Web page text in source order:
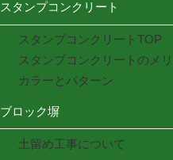
スタンプコンクリート
スタンプコンクリートTOP
スタンプコンクリートのメ
カラーとパターン
ブロック塀
土留め工事について